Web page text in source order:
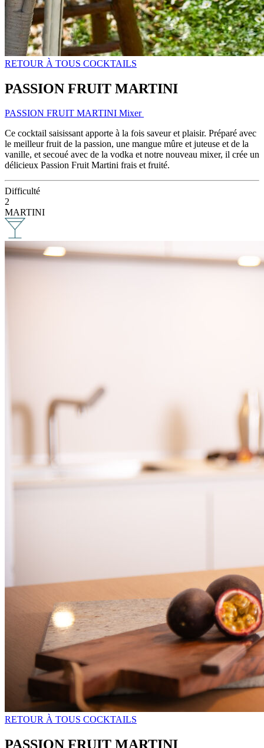
RETOUR À TOUS COCKTAILS
PASSION FRUIT MARTINI
PASSION FRUIT MARTINI Mixer
Ce cocktail saisissant apporte à la fois saveur et plaisir. Préparé avec
le meilleur fruit de la passion, une mangue mûre et juteuse et de la
vanille, et secoué avec de la vodka et notre nouveau mixer, il crée un
délicieux Passion Fruit Martini frais et fruité.
Difficulté
2
MARTINI
RETOUR À TOUS COCKTAILS
PASSION FRUIT MARTINI